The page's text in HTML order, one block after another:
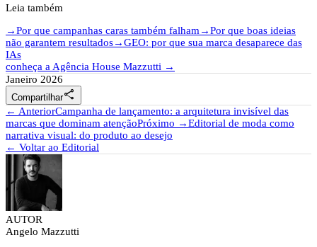
Leia também
→Por que campanhas caras também falham →Por que boas ideias
não garantem resultados→GEO: por que sua marca desaparece das
IAs
conheça a Agência House Mazzutti →
Janeiro 2026
Compartilharshare
← AnteriorCampanha de lançamento: a arquitetura invisível das
marcas que dominam atençãoPróximo →Editorial de moda como
narrativa visual: do produto ao desejo
← Voltar ao Editorial
AUTOR
Angelo Mazzutti